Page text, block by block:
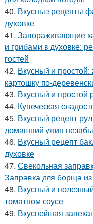
40. Вкусные рецепты
духовке
41. Завораживающие
и грибами в духовке:
гостей
42. Вкусный и простой:
картошку по-
43. Вкусный и простой
44. Купеческая
45. Вкусный рецепт
домашний ужин
46. Вкусный рецепт
духовке
47. Свекольная
Заправка для борща
48. Вкусный и
томатном соусе
49. Вкуснейшая